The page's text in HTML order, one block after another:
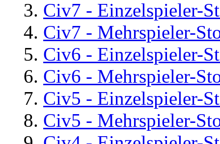
Civ7 - Einzelspieler-
Civ7 - Mehrspieler-
Civ6 - Einzelspieler-
Civ6 - Mehrspieler-
Civ5 - Einzelspieler-
Civ5 - Mehrspieler-